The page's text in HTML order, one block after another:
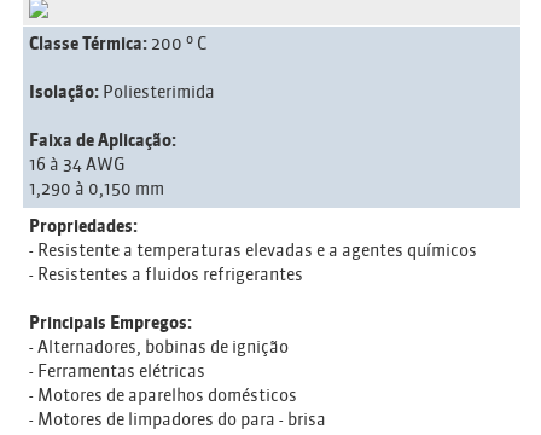
Classe Térmica:200 º C
Isolação:Poliesterimida
Faixa de Aplicação:
16 à 34 AWG
1,290 à 0,150 mm
Propriedades:
- Resistente a temperaturas elevadas e a agentes químicos
- Resistentes a fluidos refrigerantes
Principais Empregos:
- Alternadores, bobinas de ignição
- Ferramentas elétricas
- Motores de aparelhos domésticos
- Motores de limpadores do para - brisa